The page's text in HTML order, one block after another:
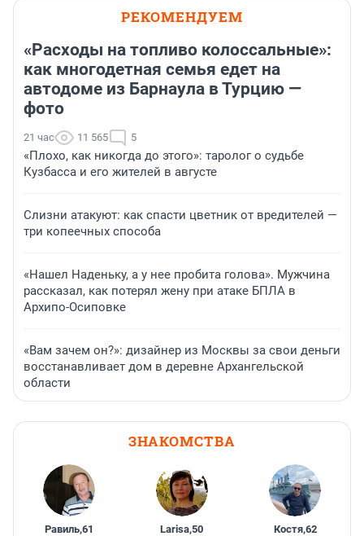
РЕКОМЕНДУЕМ
«Расходы на топливо колоссальные»:
как многодетная семья едет на
автодоме из Барнаула в Турцию —
фото
21 час 11 565 5
«Плохо, как никогда до этого»: таролог о судьбе
Кузбасса и его жителей в августе
Слизни атакуют: как спасти цветник от вредителей —
три копеечных способа
«Нашел Наденьку, а у нее пробита голова». Мужчина
рассказал, как потерял жену при атаке БПЛА в
Архипо-Осиповке
«Вам зачем он?»: дизайнер из Москвы за свои деньги
восстанавливает дом в деревне Архангельской
области
ЗНАКОМСТВА
Равиль,61 Larisa,50 Костя,62